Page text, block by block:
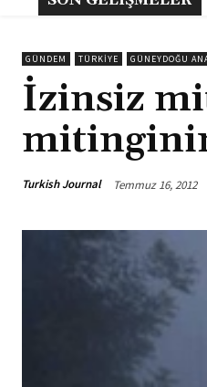
GÜNDEM TÜRKIYE GÜNEYDOĞU
İzinsiz
Turkish Journal Temmuz 16, 2012